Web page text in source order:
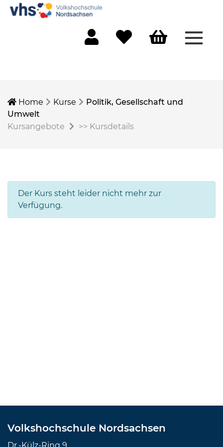
Home Kurse
Politik, Gesellschaft und
Umwelt
Kursangebote
>> Kursdetails
Der Kurs steht leider nicht mehr zur
Verfügung.
Volkshochschule Nordsachsen